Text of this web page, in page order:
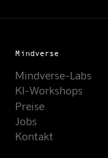
Mindverse
Mindverse-Labs
KI-Workshops
Preise
Jobs
Kontakt